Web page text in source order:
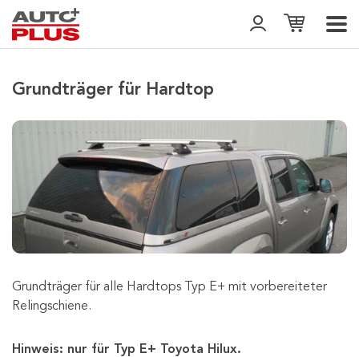
Grundträger für Hardtop
Grundträger für alle Hardtops Typ E+ mit vorbereiteter
Relingschiene.
Hinweis: nur für Typ E+ Toyota Hilux.